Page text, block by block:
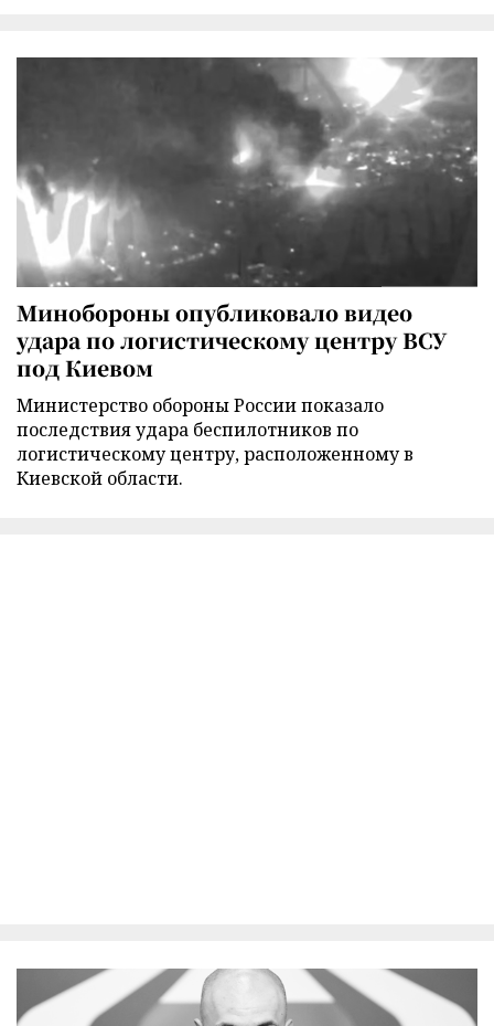
Минобороны опубликовало видео
удара по логистическому центру ВСУ
под Киевом
Министерство обороны России показало
последствия удара беспилотников по
логистическому центру, расположенному в
Киевской области.